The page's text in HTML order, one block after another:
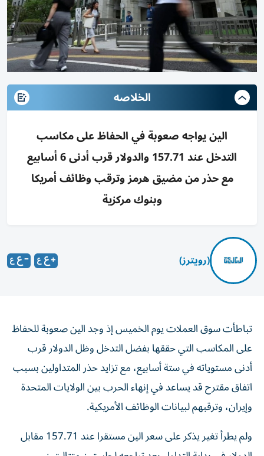
الخلاصه
الين يواجه صعوبة في الحفاظ على مكاسب
التدخل عند 157.71 والدولار قرب أدنى 6 أسابيع
مع حذر من مضيق هرمز وترقب وظائف أمريكا
وبنوك مركزية
(رويترز)
تباطأت سوق العملات يوم الخميس إذ وجد الين صعوبة للحفاظ
على المكاسب التي حققها بفضل التدخل وظل الدولار قرب
أدنى مستوياته في ستة أسابيع، مع تزايد حذر المتداولين بسبب
اتفاق مقترح قد يساعد في ‌إنهاء الحرب بين الولايات المتحدة
وإيران، وترقبهم لبيانات الوظائف الأمريكية.
الدولار في بداية التداول بعد تراجعه لجلستين متتاليتين.